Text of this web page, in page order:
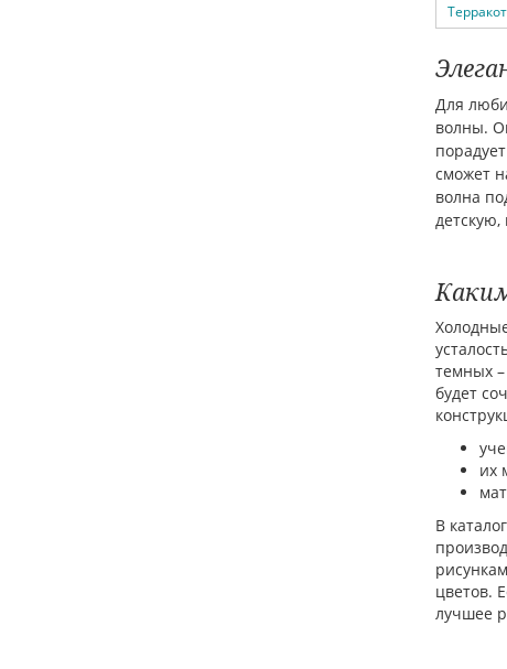
Для
волны.
сможет
волна
темных
будет
их
В
цветов.
лучшее